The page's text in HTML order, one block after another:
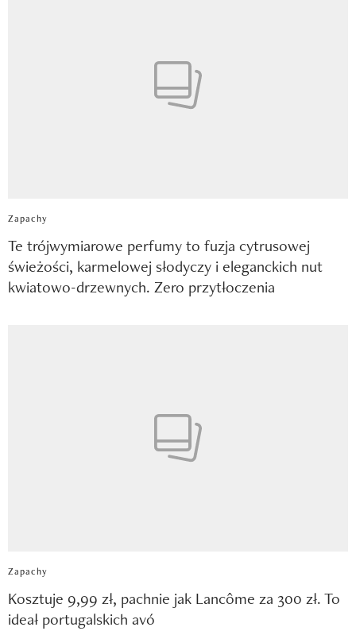
Zapachy
Te trójwymiarowe perfumy to fuzja cytrusowej
świeżości, karmelowej słodyczy i eleganckich nut
kwiatowo-drzewnych. Zero przytłoczenia
Zapachy
Kosztuje 9,99 zł, pachnie jak Lancôme za 300 zł. To
ideał portugalskich avó